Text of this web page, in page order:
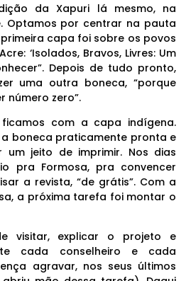
da Xapuri lá mesmo, na
Optamos por centrar na pauta
capa foi sobre os povos
‘Isolados, Bravos, Livres: Um
Depois de tudo pronto,
uma outra boneca, “porque
número zero”.
ficamos com a capa indígena.
boneca praticamente pronta e
jeito de imprimir. Nos dias
pra Formosa, pra convencer
a revista, “de grátis”. Com a
a próxima tarefa foi montar o
visitar, explicar o projeto e
cada conselheiro e cada
agravar, nos seus últimos